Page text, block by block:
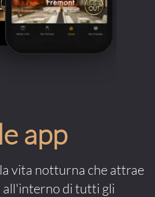
app
vita notturna che attrae
di tutti gli